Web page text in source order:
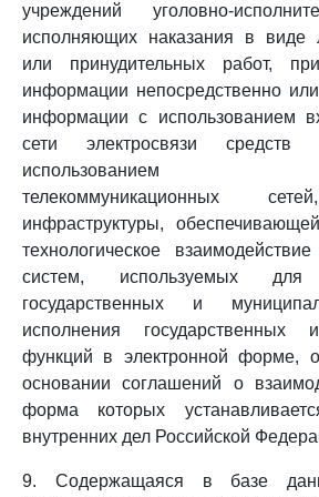
учреждений уголовно-
исполняющих наказания в виде
или принудительных работ,
информации непосредственно
информации с использованием
сети электросвязи
использованием
телекоммуникационных
инфраструктуры,
технологическое
систем, используемых для
государственных и
исполнения государственных
функций в электронной форме,
основании соглашений о
форма которых
внутренних дел Российской
9. Содержащаяся в базе